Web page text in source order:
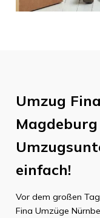
Umzug
Magdeburg
einfach!
Vor dem großen
Fina Umzüge